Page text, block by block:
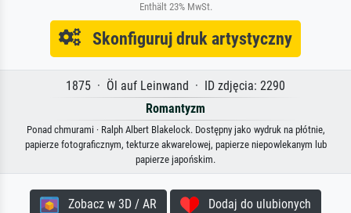
Enthält 23% MwSt.
Skonfiguruj druk artystyczny
1875 · Öl auf Leinwand · ID zdjęcia: 2290
Romantyzm
Ponad chmurami · Ralph Albert Blakelock. Dostępny jako wydruk na płótnie,
papierze fotograficznym, tekturze akwarelowej, papierze niepowlekanym lub
papierze japońskim.
Zobacz w 3D / AR Dodaj do ulubionych